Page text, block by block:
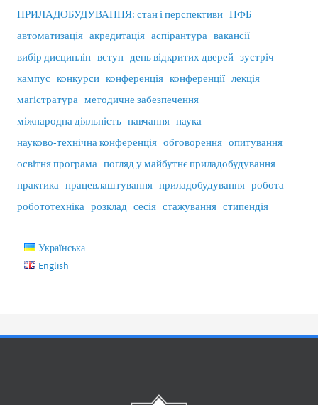
ПРИЛАДОБУДУВАННЯ: стан і перспективи ПФБ
автоматизація акредитація аспірантура вакансії
вибір дисциплін вступ день відкритих дверей зустріч
кампус конкурси конференція конференції лекція
магістратура методичне забезпечення
міжнародна діяльність навчання наука
науково-технічна конференція обговорення опитування
освітня програма погляд у майбутнє приладобудування
практика працевлаштування приладобудування робота
робототехніка розклад сесія стажування стипендія
Українська
English